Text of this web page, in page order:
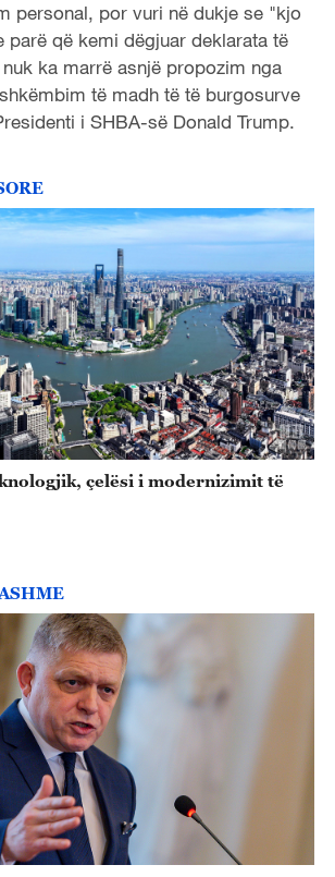
personal, por vuri në dukje se "kjo
parë që kemi dëgjuar deklarata të
ka marrë asnjë propozim nga
të madh të të burgosurve
i SHBA-së Donald Trump.
çelësi i modernizimit të